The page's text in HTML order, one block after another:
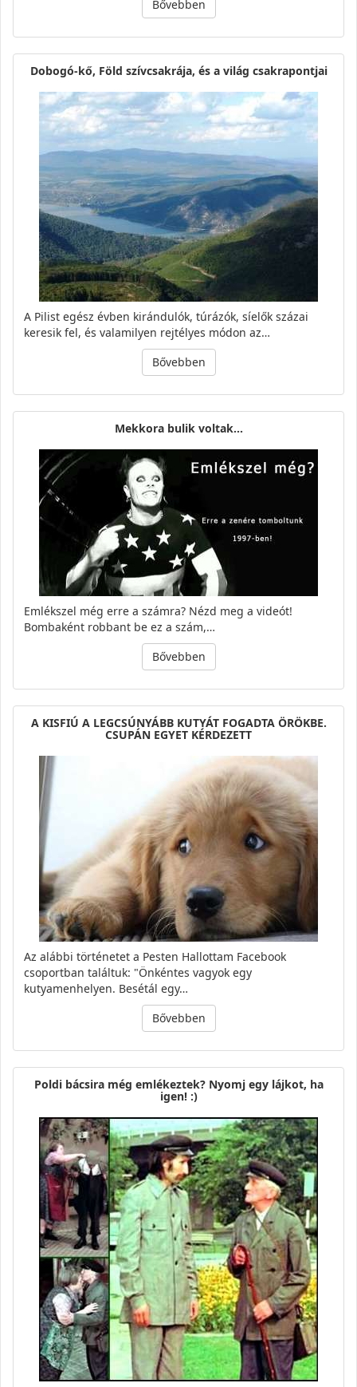
Bővebben
Dobogó-kő, Föld szívcsakrája, és a világ csakrapontjai
A Pilist egész évben kirándulók, túrázók, síelők százai
keresik fel, és valamilyen rejtélyes módon az…
Bővebben
Mekkora bulik voltak...
Emlékszel még erre a számra? Nézd meg a videót!
Bombaként robbant be ez a szám,…
Bővebben
A KISFIÚ A LEGCSÚNYÁBB KUTYÁT FOGADTA ÖRÖKBE.
CSUPÁN EGYET KÉRDEZETT
Az alábbi történetet a Pesten Hallottam Facebook
csoportban találtuk: "Önkéntes vagyok egy
kutyamenhelyen. Besétál egy…
Bővebben
Poldi bácsira még emlékeztek? Nyomj egy lájkot, ha
igen! :)